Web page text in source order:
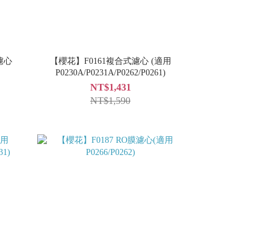
心
【櫻花】F0161複合式濾心 (適用
P0230A/P0231A/P0262/P0261)
NT$1,431
NT$1,590